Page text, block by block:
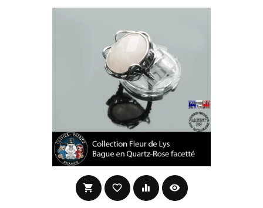
shopping_cart favorite_border equalizer visibility